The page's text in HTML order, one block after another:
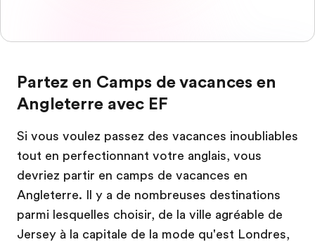
Partez en Camps de vacances en
Angleterre avec EF
Si vous voulez passez des vacances inoubliables
tout en perfectionnant votre anglais, vous
devriez partir en camps de vacances en
Angleterre. Il y a de nombreuses destinations
parmi lesquelles choisir, de la ville agréable de
Jersey à la capitale de la mode qu'est Londres,